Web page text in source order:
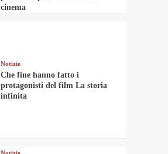
cinema
Notizie
Che fine hanno fatto i
protagonisti del film La storia
infinita